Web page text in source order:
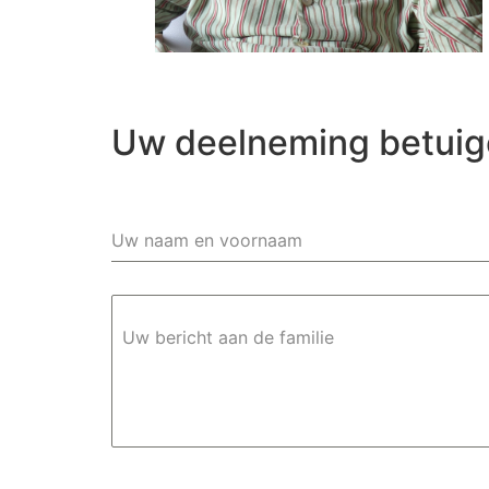
Uw deelneming
Uw naam en voornaam
Uw bericht aan de familie